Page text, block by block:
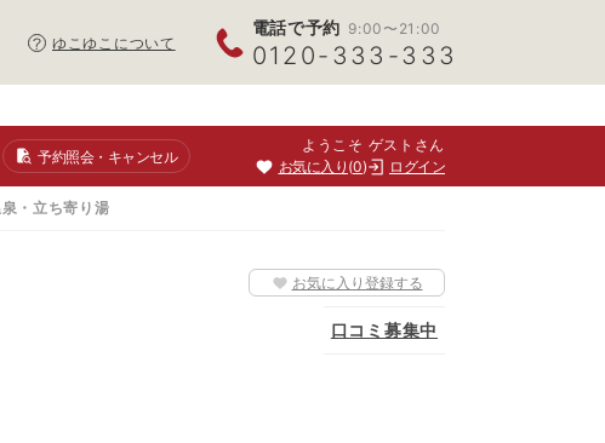
ゆこゆこについて
電話で予約 9:00〜21:00
0120-333-333
予約照会・キャンセル
ようこそ ゲストさん
お気に入り 0 ログイン
・立ち寄り湯
お気に入り登録する
口コミ募集中